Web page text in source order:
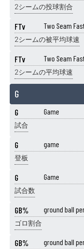
2シームの投球割合
FTv Two Seam
2シームの被平均球速
FTv Two Seam
2シームの平均球速
G
G Game
試合
G game
登板
G Game
試合数
GB% ground ball
ゴロ割合
GB% ground ball